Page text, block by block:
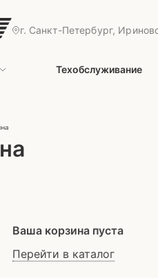
г. Санкт-Петербург,
Техобслуживание
Ваша корзина пуста
Перейти в каталог